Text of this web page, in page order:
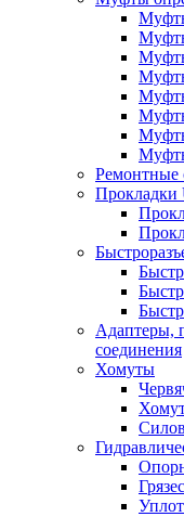
Ремонтные
Прокладки
Адаптеры,
соединения
Хомуты